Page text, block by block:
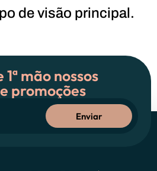
de visão principal.
mão nossos
promoções
Enviar